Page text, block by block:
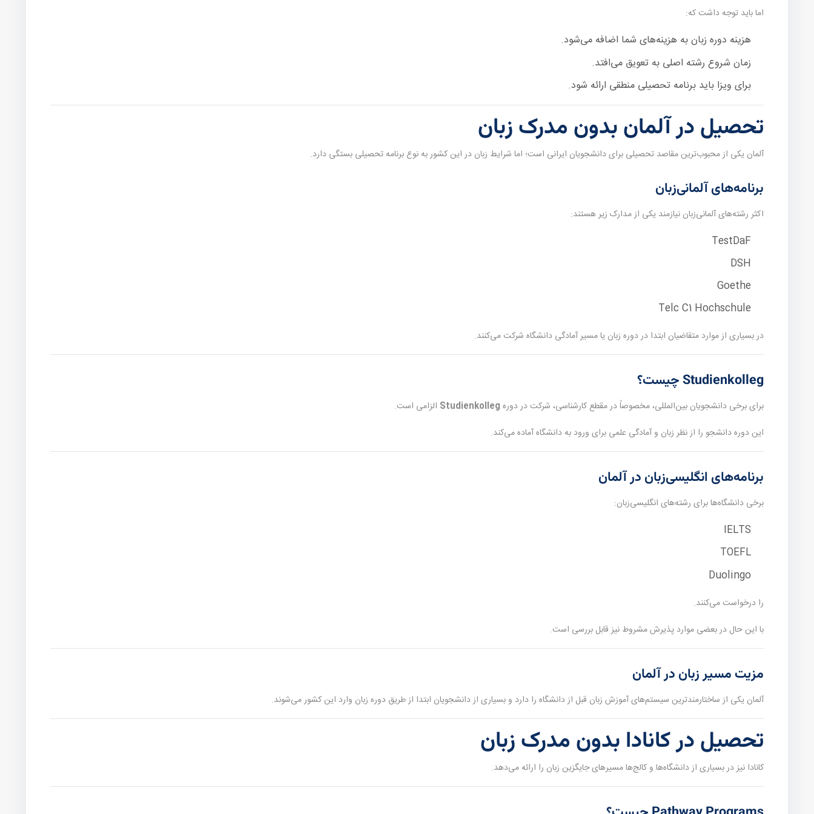
اما باید توجه داشت که:
هزینه دوره زبان به هزینه‌های شما اضافه می‌شود.
زمان شروع رشته اصلی به تعویق می‌افتد.
برای ویزا باید برنامه تحصیلی منطقی ارائه شود.
تحصیل در آلمان بدون مدرک زبان
آلمان یکی از محبوب‌ترین مقاصد تحصیلی برای دانشجویان ایرانی است؛ اما شرایط زبان در این کشور به نوع برنامه تحصیلی بستگی دارد.
برنامه‌های آلمانی‌زبان
اکثر رشته‌های آلمانی‌زبان نیازمند یکی از مدارک زیر هستند:
TestDaF
DSH
Goethe
Telc C1 Hochschule
در بسیاری از موارد متقاضیان ابتدا در دوره زبان یا مسیر آمادگی دانشگاه شرکت می‌کنند.
Studienkolleg چیست؟
برای برخی دانشجویان بین‌المللی، مخصوصاً در مقطع کارشناسی، شرکت در دوره Studienkolleg الزامی است.
این دوره دانشجو را از نظر زبان و آمادگی علمی برای ورود به دانشگاه آماده می‌کند.
برنامه‌های انگلیسی‌زبان در آلمان
برخی دانشگاه‌ها برای رشته‌های انگلیسی‌زبان:
IELTS
TOEFL
Duolingo
را درخواست می‌کنند.
با این حال در بعضی موارد پذیرش مشروط نیز قابل بررسی است.
مزیت مسیر زبان در آلمان
آلمان یکی از ساختارمندترین سیستم‌های آموزش زبان قبل از دانشگاه را دارد و بسیاری از دانشجویان ابتدا از طریق دوره زبان وارد این کشور می‌شوند.
تحصیل در کانادا بدون مدرک زبان
کانادا نیز در بسیاری از دانشگاه‌ها و کالج‌ها مسیرهای جایگزین زبان را ارائه می‌دهد.